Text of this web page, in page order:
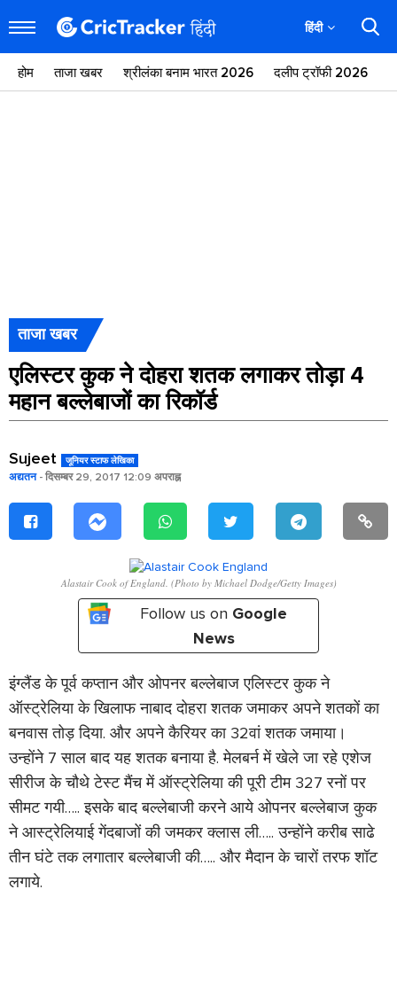
हिंदी
होम ताजा खबर श्रीलंका बनाम भारत 2026 दलीप ट्रॉफी 2026
ताजा खबर
एलिस्टर कुक ने दोहरा शतक लगाकर तोड़ा 4
महान बल्लेबाजों का रिकॉर्ड
Sujeet जूनियर स्टाफ लेखिका
अद्यतन- दिसम्बर 29, 2017 12:09 अपराह्न
Alastair Cook of England. (Photo by Michael Dodge/Getty Images)
Follow us on Google
News
इंग्लैंड के पूर्व कप्तान और ओपनर बल्लेबाज एलिस्टर कुक ने
ऑस्ट्रेलिया के खिलाफ नाबाद दोहरा शतक जमाकर अपने शतकों का
बनवास तोड़ दिया. और अपने कैरियर का 32वां शतक जमाया।
उन्होंने 7 साल बाद यह शतक बनाया है. मेलबर्न में खेले जा रहे एशेज
सीरीज के चौथे टेस्ट मैंच में ऑस्ट्रेलिया की पूरी टीम 327 रनों पर
सीमट गयी….. इसके बाद बल्लेबाजी करने आये ओपनर बल्लेबाज कुक
ने आस्ट्रेलियाई गेंदबाजों की जमकर क्लास ली….. उन्होंने करीब साढे
तीन घंटे तक लगातार बल्लेबाजी की….. और मैदान के चारों तरफ शॉट
लगाये.